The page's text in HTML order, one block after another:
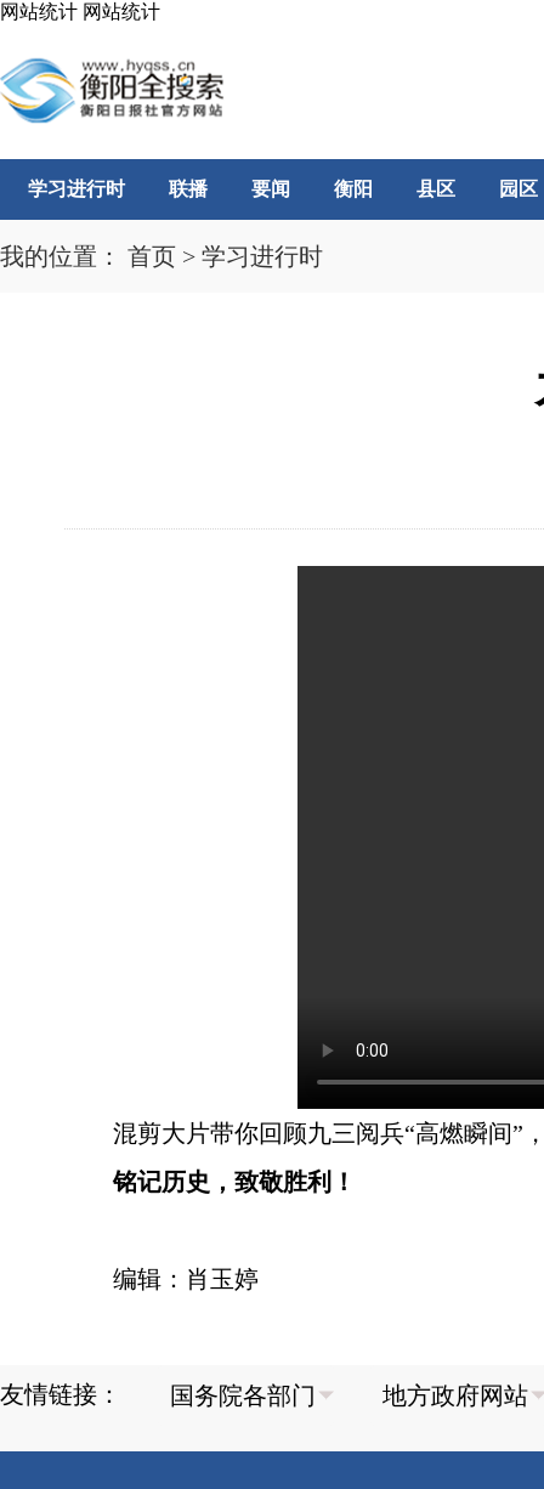
网站统计 网站统计
学习进行时 联播 要闻 衡阳 县区 园区
我的位置： 首页 > 学习进行时
混剪大片带你回顾九三阅兵“高燃瞬间”
铭记历史，致敬胜利！
编辑：肖玉婷
友情链接：